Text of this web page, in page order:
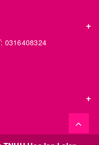
0316408324